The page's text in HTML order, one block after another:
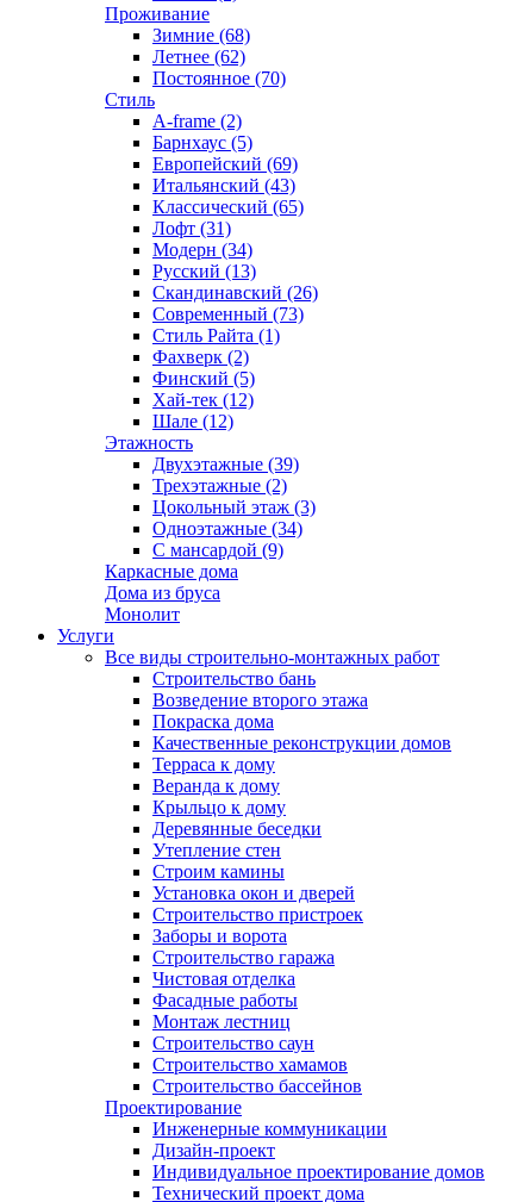
Проживание
Зимние (68)
Летнее (62)
Постоянное (70)
Стиль
A-frame (2)
Барнхаус (5)
Европейский (69)
Итальянский (43)
Классический (65)
Лофт (31)
Модерн (34)
Русский (13)
Скандинавский (26)
Современный (73)
Стиль Райта (1)
Фахверк (2)
Финский (5)
Хай-тек (12)
Шале (12)
Этажность
Двухэтажные (39)
Трехэтажные (2)
Цокольный этаж (3)
Одноэтажные (34)
С мансардой (9)
Каркасные дома
Дома из бруса
Монолит
Услуги
Все виды строительно-монтажных работ
Строительство бань
Возведение второго этажа
Покраска дома
Качественные реконструкции домов
Терраса к дому
Веранда к дому
Крыльцо к дому
Деревянные беседки
Утепление стен
Строим камины
Установка окон и дверей
Строительство пристроек
Заборы и ворота
Строительство гаража
Чистовая отделка
Фасадные работы
Монтаж лестниц
Строительство саун
Строительство хамамов
Строительство бассейнов
Проектирование
Инженерные коммуникации
Дизайн-проект
Индивидуальное проектирование домов
Технический проект дома